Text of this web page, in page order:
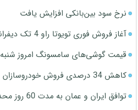
نرخ سود بین‌بانکی افزایش یافت
آغاز فروش فوری تویوتا راو 4 تک دیفرانسیل 2025
قیمت گوشی‌های سامسونگ امروز شنبه 17 مرداد 1405
کاهش 34 درصدی فروش خودروسازان داخلی در 4 ماه
توافق ایران و عمان به مدت 60 روز محدود خواهد بود